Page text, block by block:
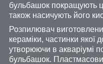
бульбашок покращують
також насичують його
Розпилювач
кераміки, частинки якої
утворюючи в акваріумі
бульбашок.